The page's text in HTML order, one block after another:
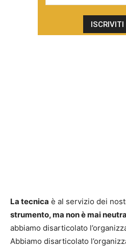
La tecnica è al servizio dei
strumento, ma non è mai neutra
abbiamo disarticolato
Abbiamo disarticolato